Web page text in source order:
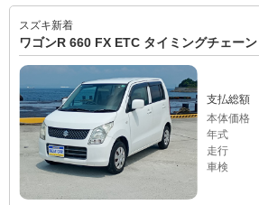
スズキ新着
ワゴンR 660 FX ETC タイミングチェーン
支払総額
本体価格
年式
走行
車検